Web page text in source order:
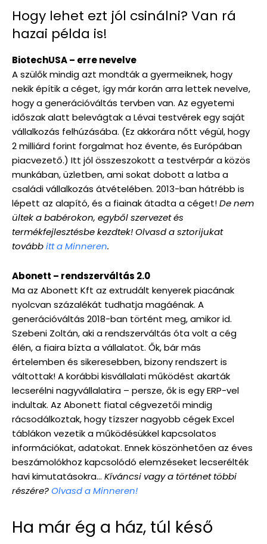
Hogy lehet ezt jól csinálni? Van rá
hazai példa is!
BiotechUSA – erre nevelve
A szülők mindig azt mondták a gyermeiknek, hogy
nekik építik a céget, így már korán arra lettek nevelve,
hogy a generációváltás tervben van. Az egyetemi
időszak alatt belevágtak a Lévai testvérek egy saját
vállalkozás felhúzásába. (Ez akkorára nőtt végül, hogy
2 milliárd forint forgalmat hoz évente, és Európában
piacvezető.) Itt jól összeszokott a testvérpár a közös
munkában, üzletben, ami sokat dobott a latba a
családi vállalkozás átvételében. 2013-ban hátrébb is
lépett az alapító, és a fiainak átadta a céget!De nem
ültek a babérokon, egyből szervezet és
termékfejlesztésbe kezdtek! Olvasd a sztorijukat
továbbitt a Minneren.
Abonett – rendszerváltás 2.0
Ma az Abonett Kft az extrudált kenyerek piacának
nyolcvan százalékát tudhatja magáénak. A
generációváltás 2018-ban történt meg, amikor id.
Szebeni Zoltán, aki a rendszerváltás óta volt a cég
élén, a fiaira bízta a vállalatot. Ők, bár más
értelemben és sikeresebben, bizony rendszert is
váltottak! A korábbi kisvállalati működést akarták
lecserélni nagyvállalatira – persze, ők is egy ERP-vel
indultak. Az Abonett fiatal cégvezetői mindig
rácsodálkoztak, hogy tízszer nagyobb cégek Excel
táblákon vezetik a működésükkel kapcsolatos
információkat, adatokat. Ennek köszönhetően az éves
beszámolókhoz kapcsolódó elemzéseket lecserélték
havi kimutatásokra… Kíváncsi vagy a történet többi
részére?Olvasd a Minneren!
Ha már ég a ház, túl késő